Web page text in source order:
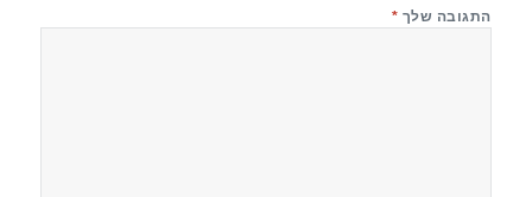
התגובה שלך *